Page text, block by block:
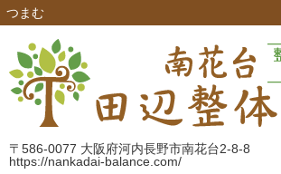
つまむ
〒586-0077 大阪府河内長野市南花台2-8-8
https://nankadai-balance.com/